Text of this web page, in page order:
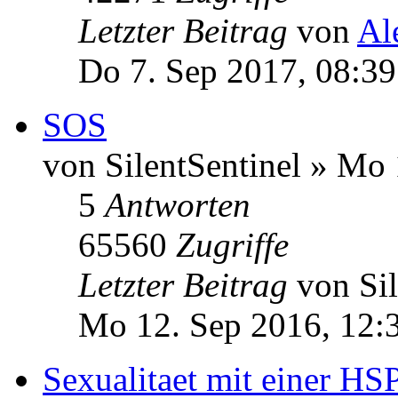
Letzter Beitrag von
Do 7. Sep 2017, 08:39
SOS
von SilentSentinel » Mo
5Antworten
65560 Zugriffe
Letzter Beitrag von
Mo 12. Sep 2016,
Sexualitaet mit einer